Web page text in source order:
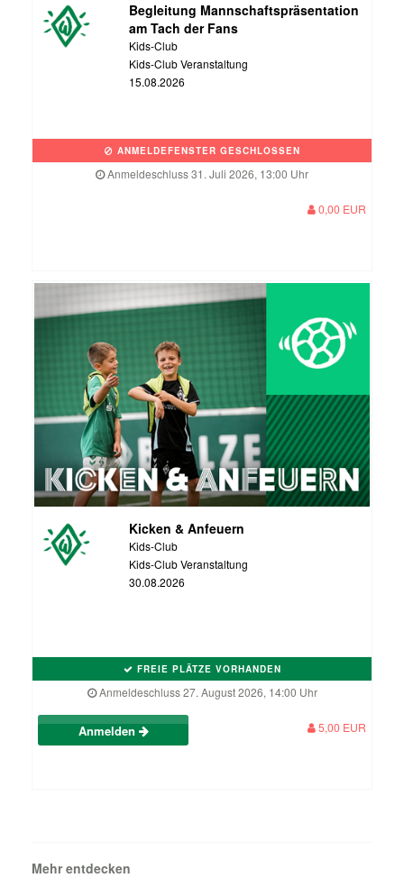
Begleitung Mannschaftspräsentation
am Tach der Fans
Kids-Club
Kids-Club Veranstaltung
15.08.2026
ANMELDEFENSTER GESCHLOSSEN
Anmeldeschluss 31. Juli 2026, 13:00 Uhr
0,00 EUR
Kicken & Anfeuern
Kids-Club
Kids-Club Veranstaltung
30.08.2026
FREIE PLÄTZE VORHANDEN
Anmeldeschluss 27. August 2026, 14:00 Uhr
Anmelden 5,00 EUR
Mehr entdecken